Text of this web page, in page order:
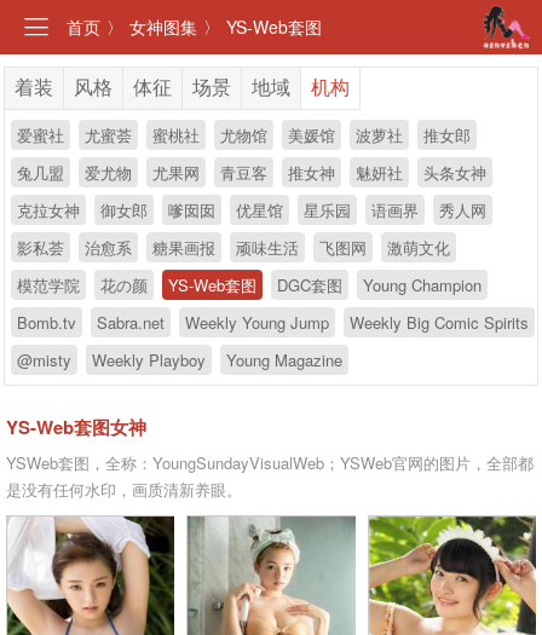
首页 〉 女神图集 〉 YS-Web套图
着装 风格 体征 场景 地域 机构
爱蜜社 尤蜜荟 蜜桃社 尤物馆 美媛馆 波萝社
推女郎
兔几盟
爱尤物 尤果网 青豆客 推女神 魅妍社
头条女神
克拉女神
御女郎 嗲囡囡 优星馆 星乐园 语画界
秀人网
影私荟
治愈系 糖果画报 顽味生活 飞图网
激萌文化
模范学院
花の颜 YS-Web套图 DGC套图
Young Champion
Bomb.tv
Sabra.net Weekly Young Jump
Weekly Big Comic Spirits
@misty
Weekly Playboy Young Magazine
YS-Web套图女神
YSWeb套图，全称：YoungSundayVisualWeb；YSWeb官网的图片，全部都
是没有任何水印，画质清新养眼。